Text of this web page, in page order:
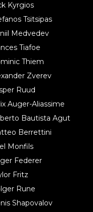
Kyrgios
Tsitsipas
Medvedev
Tiafoe
Thiem
Zverev
Ruud
Auger-Aliassime
Bautista Agut
Berrettini
Monfils
Federer
Fritz
Rune
Shapovalov